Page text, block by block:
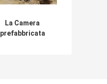
La Camera
prefabbricata